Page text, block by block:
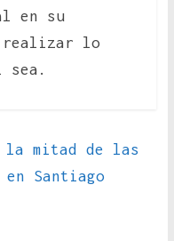
en su
realizar lo
sea.
la mitad de las
Santiago